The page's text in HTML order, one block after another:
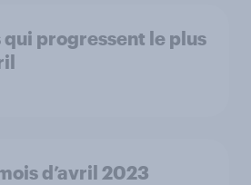
qui progressent le plus
d’avril 2023